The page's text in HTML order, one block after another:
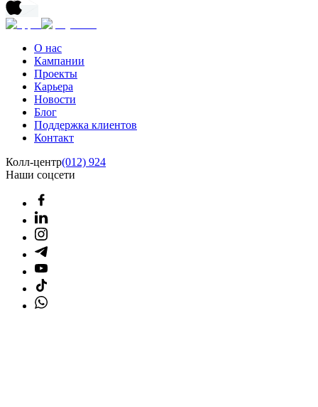
О нас
Кампании
Проекты
Карьера
Новости
Блог
Поддержка клиентов
Контакт
Колл-центр(012) 924
Наши соцсети